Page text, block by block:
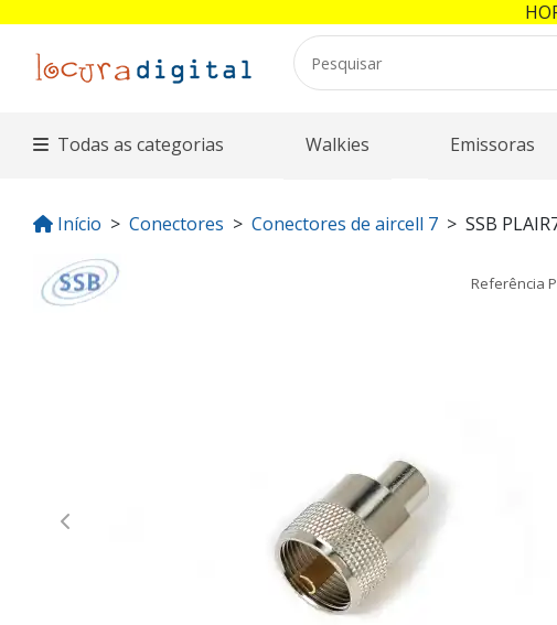
Todas as categorias Walkies Emissoras
Início Conectores Conectores de aircell 7 SSB
Referência
Previous